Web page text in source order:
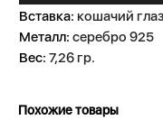
Вставка: кошачий
Металл: серебро 925
Вес: 7,26 гр.
Похожие товары